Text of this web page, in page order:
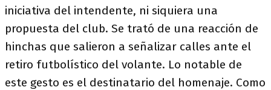
iniciativa del intendente, ni siquiera una
propuesta del club. Se trató de una reacción de
hinchas que salieron a señalizar calles ante el
retiro futbolístico del volante. Lo notable de
este gesto es el destinatario del homenaje. Como